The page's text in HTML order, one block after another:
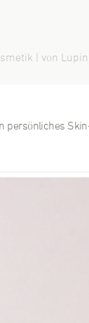
| von
persönliches